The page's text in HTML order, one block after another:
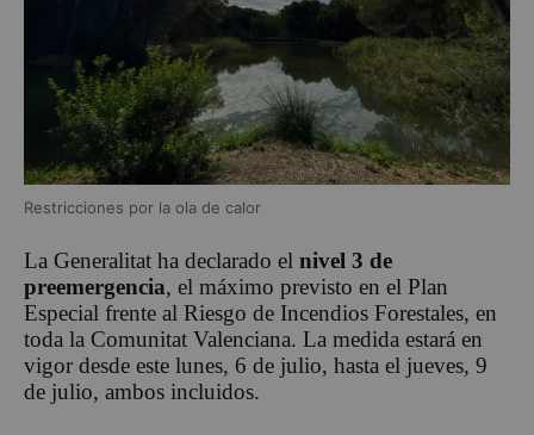
Restricciones por la ola de calor
La Generalitat ha declarado el nivel 3 de
preemergencia, el máximo previsto en el Plan
Especial frente al Riesgo de Incendios Forestales, en
toda la Comunitat Valenciana. La medida estará en
vigor desde este lunes, 6 de julio, hasta el jueves, 9
de julio, ambos incluidos.